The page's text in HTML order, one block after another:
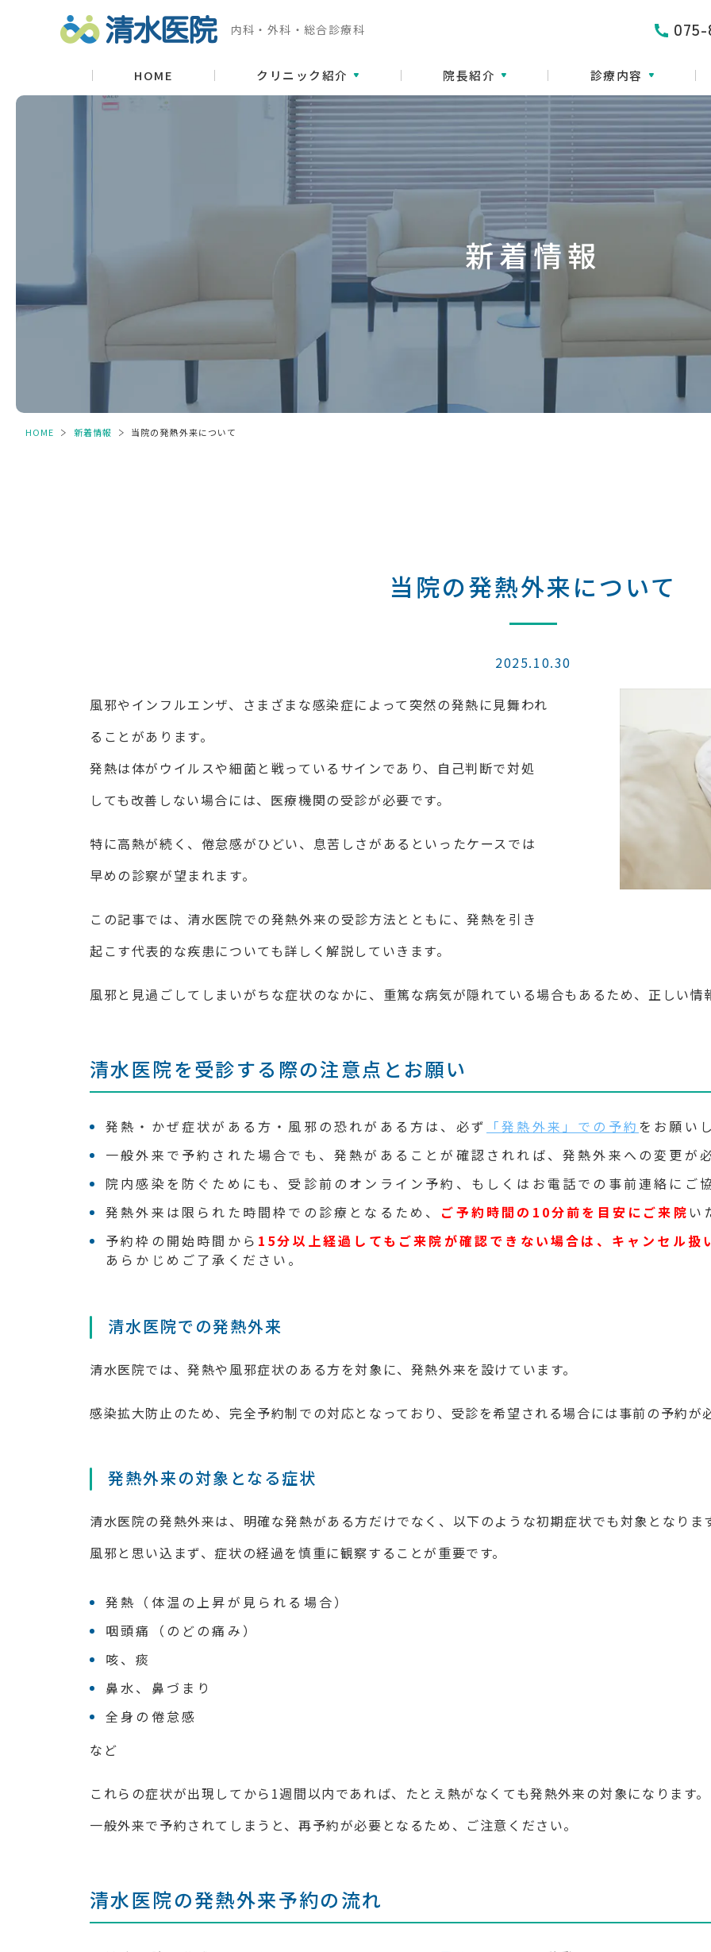
内科・外科・総合診療科
HOME クリニック紹介 院長紹介 診療内容
新着情報
HOME ＞ 新着情報 ＞ 当院の発熱外来について
当院の発熱外来について
2025.10.30
風邪やインフルエンザ、さまざまな感染症によって突然の発熱に見舞われ
ることがあります。
発熱は体がウイルスや細菌と戦っているサインであり、自己判断で対処
しても改善しない場合には、医療機関の受診が必要です。
特に高熱が続く、倦怠感がひどい、息苦しさがあるといったケースでは
早めの診察が望まれます。
この記事では、清水医院での発熱外来の受診方法とともに、発熱を引き
起こす代表的な疾患についても詳しく解説していきます。
風邪と見過ごしてしまいがちな症状のなかに、重篤な病気が隠れている場合もあるため、正しい情
清水医院を受診する際の注意点とお願い
発熱・かぜ症状がある方・風邪の恐れがある方は、必ず 「発熱外来」での予約 をお願い
一般外来で予約された場合でも、発熱があることが確認されれば、発熱外来への変更が
院内感染を防ぐためにも、受診前のオンライン予約、もしくはお電話での事前連絡にご
発熱外来は限られた時間枠での診療となるため、 ご予約時間の10分前を目安にご来院 い
予約枠の開始時間から 15分以上経過してもご来院が確認できない場合は、キャンセル扱
あらかじめご了承ください。
清水医院での発熱外来
清水医院では、発熱や風邪症状のある方を対象に、発熱外来を設けています。
感染拡大防止のため、完全予約制での対応となっており、受診を希望される場合には事前の予約が
発熱外来の対象となる症状
清水医院の発熱外来は、明確な発熱がある方だけでなく、以下のような初期症状でも対象となります
風邪と思い込まず、症状の経過を慎重に観察することが重要です。
発熱（体温の上昇が見られる場合）
咽頭痛（のどの痛み）
咳、痰
鼻水、鼻づまり
全身の倦怠感
など
これらの症状が出現してから1週間以内であれば、たとえ熱がなくても発熱外来の対象になります。
一般外来で予約されてしまうと、再予約が必要となるため、ご注意ください。
清水医院の発熱外来予約の流れ